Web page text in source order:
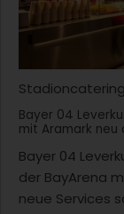
Stadioncatering
Bayer 04
mit Aramark neu
Bayer 04
der BayArena
neue Services